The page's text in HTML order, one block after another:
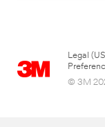
Legal
© 3M